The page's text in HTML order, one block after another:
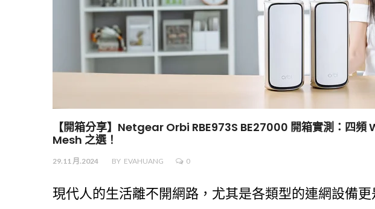
【開箱分享】Netgear Orbi RBE973S BE27000 開箱實測：四
Mesh 之選！
29.11 月.2024 BY EVAHUANG 0
現代人的生活離不開網路，尤其是各類型的連網設備